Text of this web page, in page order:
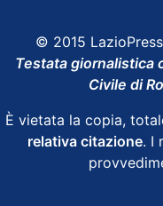
© 2015
Testata giornalistica
Civile di
È vietata la copia,
relativa citazione. I